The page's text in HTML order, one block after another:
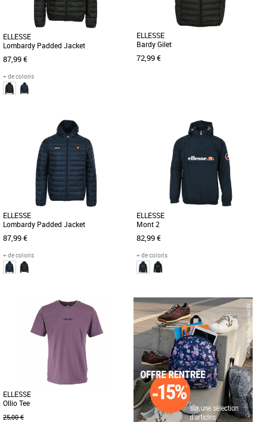
ELLESSE
Lombardy Padded Jacket
87,99 €
+ de coloris
Depuis 1959 Ellesse se démarque par
une philosophie et un style uniques. Le
concept: du sportswear de [...]
ELLESSE
Bardy Gilet
72,99 €
Depuis 1959 Ellesse se démarque par
une philosophie et un style uniques. Le
concept: du sportswear de [...]
ELLESSE
Lombardy Padded Jacket
87,99 €
+ de coloris
Depuis 1959 Ellesse se démarque par
une philosophie et un style uniques. Le
concept: du sportswear de [...]
ELLESSE
Mont 2
82,99 €
+ de coloris
M
Depuis 1959 Ellesse se démarque par
une philosophie et un style uniques. Le
concept: du sportswear de [...]
ELLESSE
Ollio Tee
25,00 €